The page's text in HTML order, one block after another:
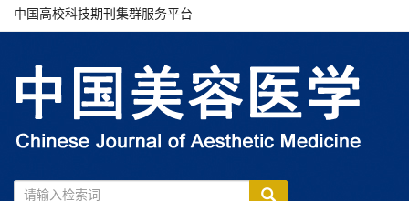
中国高校科技期刊集群服务平台